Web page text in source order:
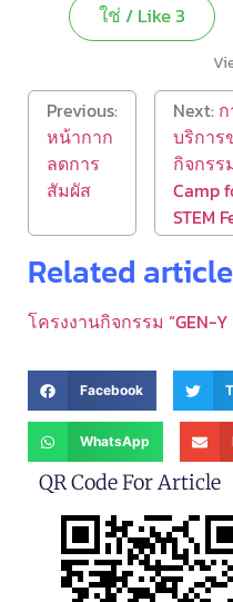
ใช่ / Like3
Previous:
หน้ากาก
ลดการ
สัมผัส
Next:
บริการ
กิจกรร
Camp
STEM
Related
โครงงานกิจกรรม “GEN-
Facebook
WhatsApp
QR Code For Article